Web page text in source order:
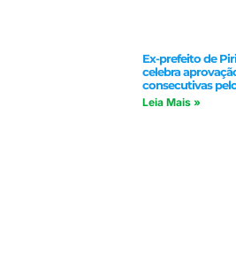
Ex-prefeito de
celebra
consecutivas
Leia Mais »